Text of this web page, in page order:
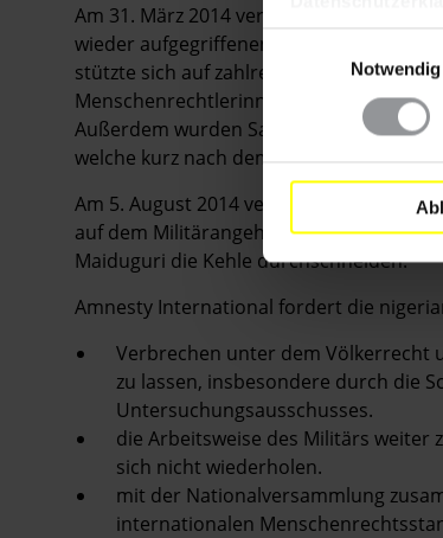
Einwilligungsauswahl
Notwendig
Am 31. März 2014 veröffentlichte
wieder aufgegriffenen Häftlinge nach
stützte sich auf zahlreiche Gespräche
Menschenrechtlerinnen und
Außerdem wurden Satellitenbilder
welche kurz nach dem Massaker in der
Am 5. August 2014 veröffentlichte
auf dem Militärangehörige zu sehen
Maiduguri die Kehle durchschneiden.
Amnesty International fordert die
Verbrechen unter dem Völkerrecht
zu lassen, insbesondere durch die
Untersuchungsausschusses.
die Arbeitsweise des Militärs weiter
sich nicht wiederholen.
mit der Nationalversammlung
internationalen